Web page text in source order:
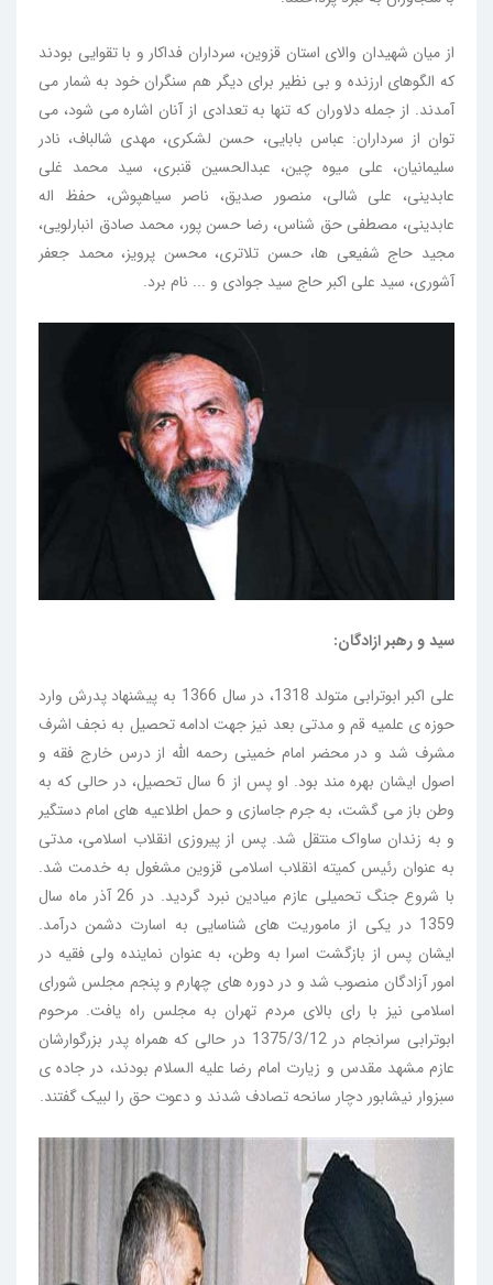
از میان شهیدان والای استان قزوین، سرداران فداکار و با تقوایی بودند
که الگوهای ارزنده و بی نظیر برای دیگر هم سنگران خود به شمار می
آمدند. از جمله دلاوران که تنها به تعدادی از آنان اشاره می شود، می
توان از سرداران: عباس بابایی، حسن لشکری، مهدی شالباف، نادر
سلیمانیان، علی میوه چین، عبدالحسین قنبری، سید محمد غلی
عابدینی، علی شالی، منصور صدیق، ناصر سیاهپوش، حفظ اله
عابدینی، مصطفی حق شناس، رضا حسن پور، محمد صادق انبارلویی،
مجید حاج شفیعی ها، حسن تلاتری، محسن پرویز، محمد جعفر
آشوری، سید علی اکبر حاج سید جوادی و ... نام برد.
سید و رهبر ازادگان:
علی اکبر ابوترابی متولد 1318، در سال 1366 به پیشنهاد پدرش وارد
حوزه ی علمیه قم و مدتی بعد نیز جهت ادامه تحصیل به نجف اشرف
مشرف شد و در محضر امام خمینی رحمه الله از درس خارج فقه و
اصول ایشان بهره مند بود. او پس از 6 سال تحصیل، در حالی که به
وطن باز می گشت، به جرم جاسازی و حمل اطلاعیه های امام دستگیر
و به زندان ساواک منتقل شد. پس از پیروزی انقلاب اسلامی، مدتی
به عنوان رئیس کمیته انقلاب اسلامی قزوین مشغول به خدمت شد.
با شروع جنگ تحمیلی عازم میادین نبرد گردید. در 26 آذر ماه سال
1359 در یکی از ماموریت های شناسایی به اسارت دشمن درآمد.
ایشان پس از بازگشت اسرا به وطن، به عنوان نماینده ولی فقیه در
امور آزادگان منصوب شد و در دوره های چهارم و پنجم مجلس شورای
اسلامی نیز با رای بالای مردم تهران به مجلس راه یافت. مرحوم
ابوترابی سرانجام در 1375/3/12 در حالی که همراه پدر بزرگوارشان
عازم مشهد مقدس و زیارت امام رضا علیه السلام بودند، در جاده ی
سبزوار نیشابور دچار سانحه تصادف شدند و دعوت حق را لبیک گفتند.